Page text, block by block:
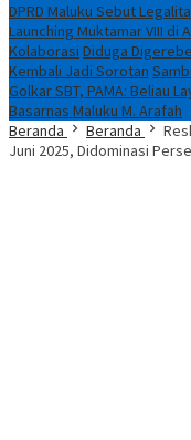
DPRD Maluku Sebut
Launching Muktamar VIII di
Kolaborasi Diduga
Kembali Jadi Sorotan
Golkar SBT, PAMA: Beliau
Basarnas Maluku M. Arafah
Beranda
Beranda
Juni 2025, Didominasi